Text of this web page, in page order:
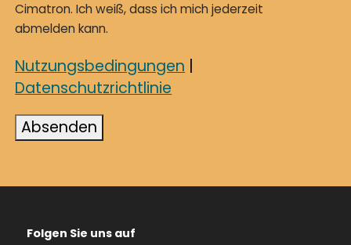
Cimatron. Ich weiß, dass ich mich jederzeit
abmelden kann.
Nutzungsbedingungen |
Datenschutzrichtlinie
Absenden
Folgen Sie uns auf